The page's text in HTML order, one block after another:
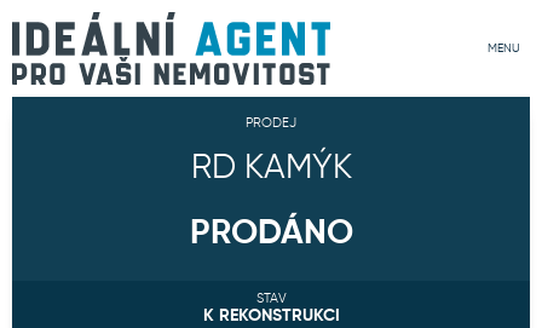
MENU
PRODEJ
RD KAMÝK
PRODÁNO
STAV
K REKONSTRUKCI